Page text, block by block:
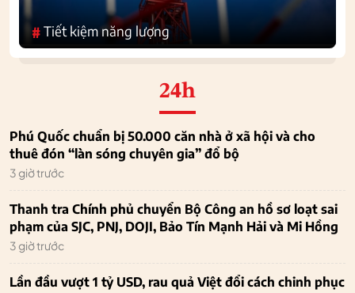
#Tiết kiệm năng lượng
24h
Phú Quốc chuẩn bị 50.000 căn nhà ở xã hội và cho
thuê đón “làn sóng chuyên gia” đổ bộ
3 giờ trước
Thanh tra Chính phủ chuyển Bộ Công an hồ sơ loạt sai
phạm của SJC, PNJ, DOJI, Bảo Tín Mạnh Hải và Mi Hồng
3 giờ trước
Lần đầu vượt 1 tỷ USD, rau quả Việt đổi cách chinh phục